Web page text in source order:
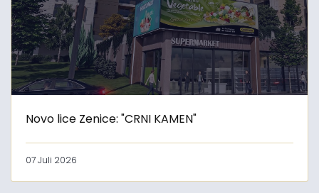
Novo lice Zenice: "CRNI KAMEN"
07 Juli 2026